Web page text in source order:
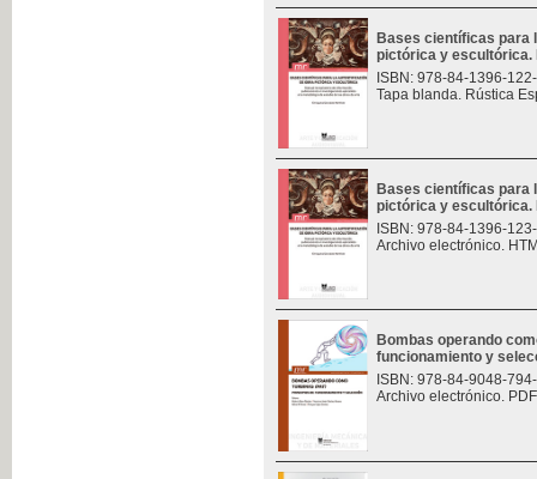
Bases científicas para
pictórica y escultórica.
ISBN: 978-84-1396-
Tapa blanda. Rústica
Bases científicas para
pictórica y escultórica.
ISBN: 978-84-1396-
Archivo electrónico.
Bombas operando
funcionamiento y
ISBN: 978-84-9048-
Archivo electrónico.